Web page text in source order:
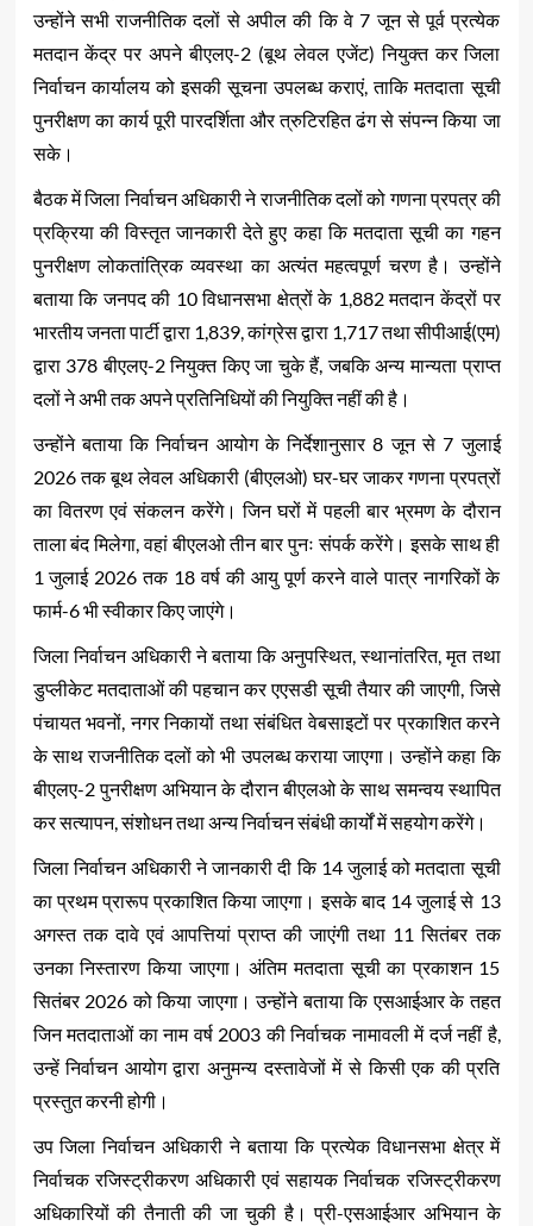
उन्होंने सभी राजनीतिक दलों से अपील की कि वे 7 जून से पूर्व प्रत्येक
मतदान केंद्र पर अपने बीएलए-2 (बूथ लेवल एजेंट) नियुक्त कर जिला
निर्वाचन कार्यालय को इसकी सूचना उपलब्ध कराएं, ताकि मतदाता सूची
पुनरीक्षण का कार्य पूरी पारदर्शिता और त्रुटिरहित ढंग से संपन्न किया जा
सके।
बैठक में जिला निर्वाचन अधिकारी ने राजनीतिक दलों को गणना प्रपत्र की
प्रक्रिया की विस्तृत जानकारी देते हुए कहा कि मतदाता सूची का गहन
पुनरीक्षण लोकतांत्रिक व्यवस्था का अत्यंत महत्वपूर्ण चरण है। उन्होंने
बताया कि जनपद की 10 विधानसभा क्षेत्रों के 1,882 मतदान केंद्रों पर
भारतीय जनता पार्टी द्वारा 1,839, कांग्रेस द्वारा 1,717 तथा सीपीआई(एम)
द्वारा 378 बीएलए-2 नियुक्त किए जा चुके हैं, जबकि अन्य मान्यता प्राप्त
दलों ने अभी तक अपने प्रतिनिधियों की नियुक्ति नहीं की है।
उन्होंने बताया कि निर्वाचन आयोग के निर्देशानुसार 8 जून से 7 जुलाई
2026 तक बूथ लेवल अधिकारी (बीएलओ) घर-घर जाकर गणना प्रपत्रों
का वितरण एवं संकलन करेंगे। जिन घरों में पहली बार भ्रमण के दौरान
ताला बंद मिलेगा, वहां बीएलओ तीन बार पुनः संपर्क करेंगे। इसके साथ ही
1 जुलाई 2026 तक 18 वर्ष की आयु पूर्ण करने वाले पात्र नागरिकों के
फार्म-6 भी स्वीकार किए जाएंगे।
जिला निर्वाचन अधिकारी ने बताया कि अनुपस्थित, स्थानांतरित, मृत तथा
डुप्लीकेट मतदाताओं की पहचान कर एएसडी सूची तैयार की जाएगी, जिसे
पंचायत भवनों, नगर निकायों तथा संबंधित वेबसाइटों पर प्रकाशित करने
के साथ राजनीतिक दलों को भी उपलब्ध कराया जाएगा। उन्होंने कहा कि
बीएलए-2 पुनरीक्षण अभियान के दौरान बीएलओ के साथ समन्वय स्थापित
कर सत्यापन, संशोधन तथा अन्य निर्वाचन संबंधी कार्यों में सहयोग करेंगे।
जिला निर्वाचन अधिकारी ने जानकारी दी कि 14 जुलाई को मतदाता सूची
का प्रथम प्रारूप प्रकाशित किया जाएगा। इसके बाद 14 जुलाई से 13
अगस्त तक दावे एवं आपत्तियां प्राप्त की जाएंगी तथा 11 सितंबर तक
उनका निस्तारण किया जाएगा। अंतिम मतदाता सूची का प्रकाशन 15
सितंबर 2026 को किया जाएगा। उन्होंने बताया कि एसआईआर के तहत
जिन मतदाताओं का नाम वर्ष 2003 की निर्वाचक नामावली में दर्ज नहीं है,
उन्हें निर्वाचन आयोग द्वारा अनुमन्य दस्तावेजों में से किसी एक की प्रति
प्रस्तुत करनी होगी।
उप जिला निर्वाचन अधिकारी ने बताया कि प्रत्येक विधानसभा क्षेत्र में
निर्वाचक रजिस्ट्रीकरण अधिकारी एवं सहायक निर्वाचक रजिस्ट्रीकरण
अधिकारियों की तैनाती की जा चुकी है। प्री-एसआईआर अभियान के